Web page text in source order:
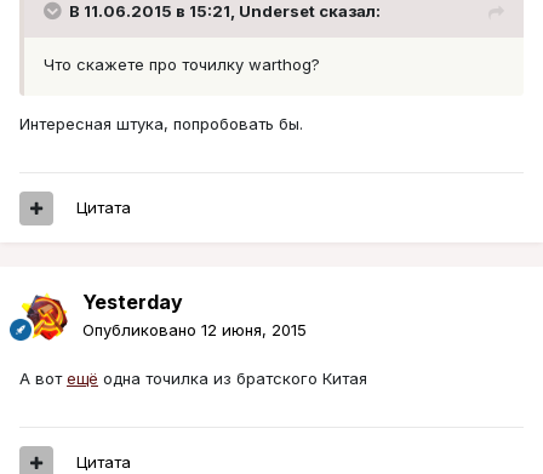
В 11.06.2015 в 15:21, Underset сказал:
Что скажете про точилку warthog?
Интересная штука, попробовать бы.
Цитата
Yesterday
Опубликовано 12 июня, 2015
А вотещё одна точилка из братского Китая
Цитата